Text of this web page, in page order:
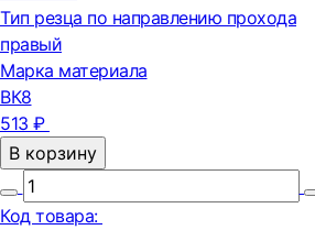
Тип резца по направлению прохода
правый
Марка материала
ВК8
513 ₽
В корзину
Код товара: